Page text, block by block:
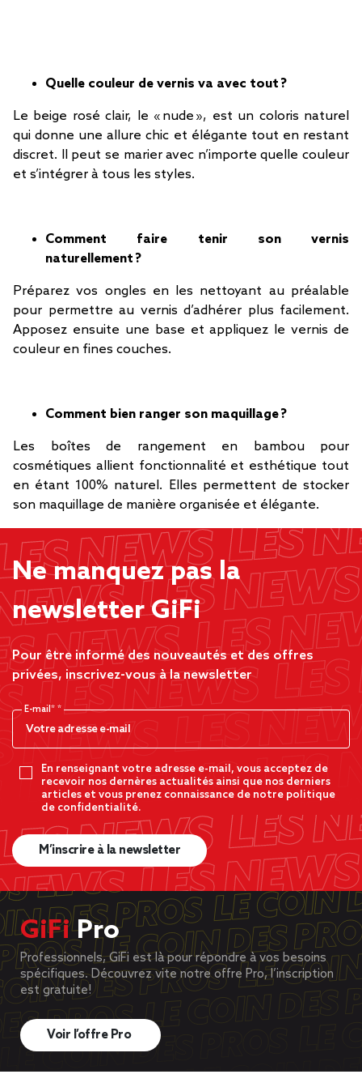
Quelle couleur de vernis va avec tout ?
Le beige rosé clair, le « nude », est un coloris naturel
qui donne une allure chic et élégante tout en restant
discret. Il peut se marier avec n’importe quelle couleur
et s’intégrer à tous les styles.
Comment faire tenir son vernis
naturellement ?
Préparez vos ongles en les nettoyant au préalable
pour permettre au vernis d’adhérer plus facilement.
Apposez ensuite une base et appliquez le vernis de
couleur en fines couches.
Comment bien ranger son maquillage ?
Les boîtes de rangement en bambou pour
cosmétiques allient fonctionnalité et esthétique tout
en étant 100% naturel. Elles permettent de stocker
son maquillage de manière organisée et élégante.
Ne manquez pas la
newsletter GiFi
Pour être informé des nouveautés et des offres
privées, inscrivez-vous à la newsletter
E-mail*
En renseignant votre adresse e-mail, vous acceptez de
recevoir nos dernères actualités ainsi que nos derniers
articles et vous prenez connaissance de notre politique
de confidentialité.
M’inscrire à la newsletter
GiFiPro
Professionnels, GiFi est là pour répondre à vos besoins
spécifiques. Découvrez vite notre offre Pro, l’inscription
est gratuite!
Voir l’offre Pro